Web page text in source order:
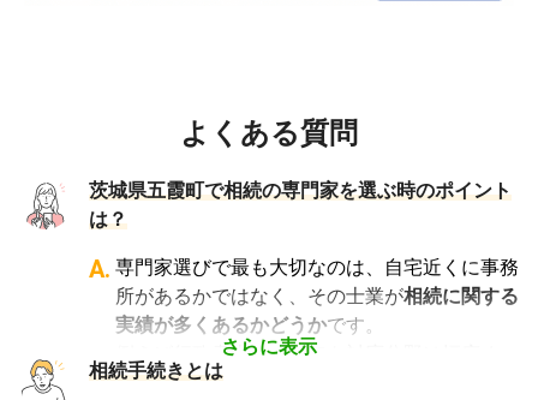
よくある質問
茨城県五霞町で相続の専門家を選ぶ時のポイント
は？
さらに表示
A. 専門家選びで最も大切なのは、自宅近くに事務
所があるかではなく、その士業が相続に関する
実績が多くあるかどうかです。
例えば行政書士といっても対応分野は幅広く、
法人設立や許認可申請など法人業務を中心に行
相続手続きとは